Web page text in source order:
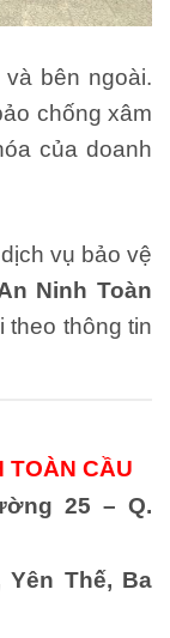
bên ngoài.
chống xâm
của doanh
vụ bảo vệ
Ninh Toàn
theo thông tin
TOÀN CẦU
25 – Q.
Yên Thế, Ba